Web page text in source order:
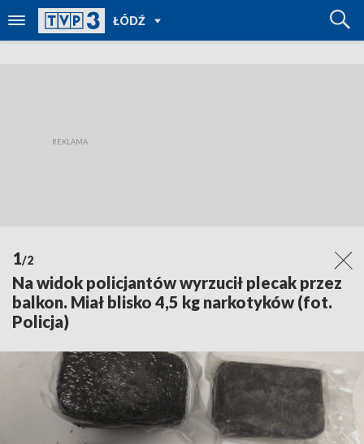
ŁÓDŹ
POWRÓT
DO
REGIONY
1/2
Na widok policjantów wyrzucił plecak przez
balkon. Miał blisko 4,5 kg narkotyków (fot.
Policja)